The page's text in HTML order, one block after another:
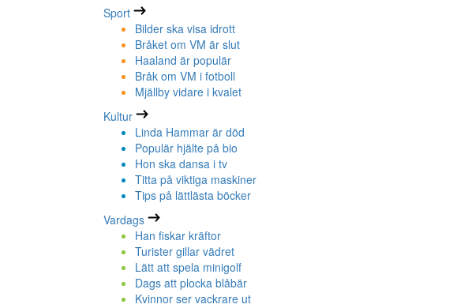
Sport
Bilder ska visa idrott
Bråket om VM är slut
Haaland är populär
Bråk om VM i fotboll
Mjällby vidare i kvalet
Kultur
Linda Hammar är död
Populär hjälte på bio
Hon ska dansa i tv
Titta på viktiga maskiner
Tips på lättlästa böcker
Vardags
Han fiskar kräftor
Turister gillar vädret
Lätt att spela minigolf
Dags att plocka blåbär
Kvinnor ser vackrare ut